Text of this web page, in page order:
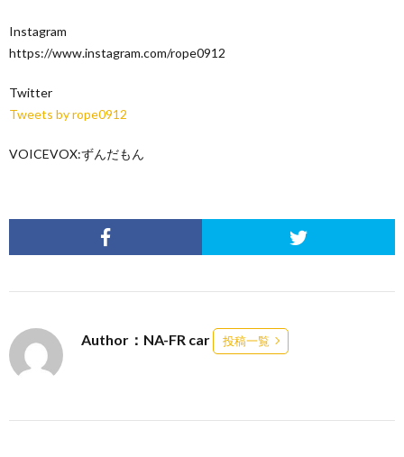
Instagram
https://www.instagram.com/rope0912
Twitter
Tweets by rope0912
VOICEVOX:ずんだもん
Author：NA-FR car 投稿一覧